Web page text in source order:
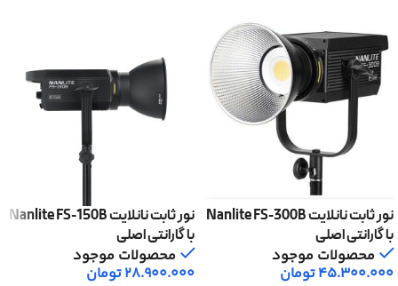
نور ثابت نانلایت Nanlite FS-300B
با گارانتی اصلی
محصولات موجود
45.300.000تومان
نور ثابت نانلایت Nanlite FS-150B
با گارانتی اصلی
محصولات موجود
28.900.000تومان